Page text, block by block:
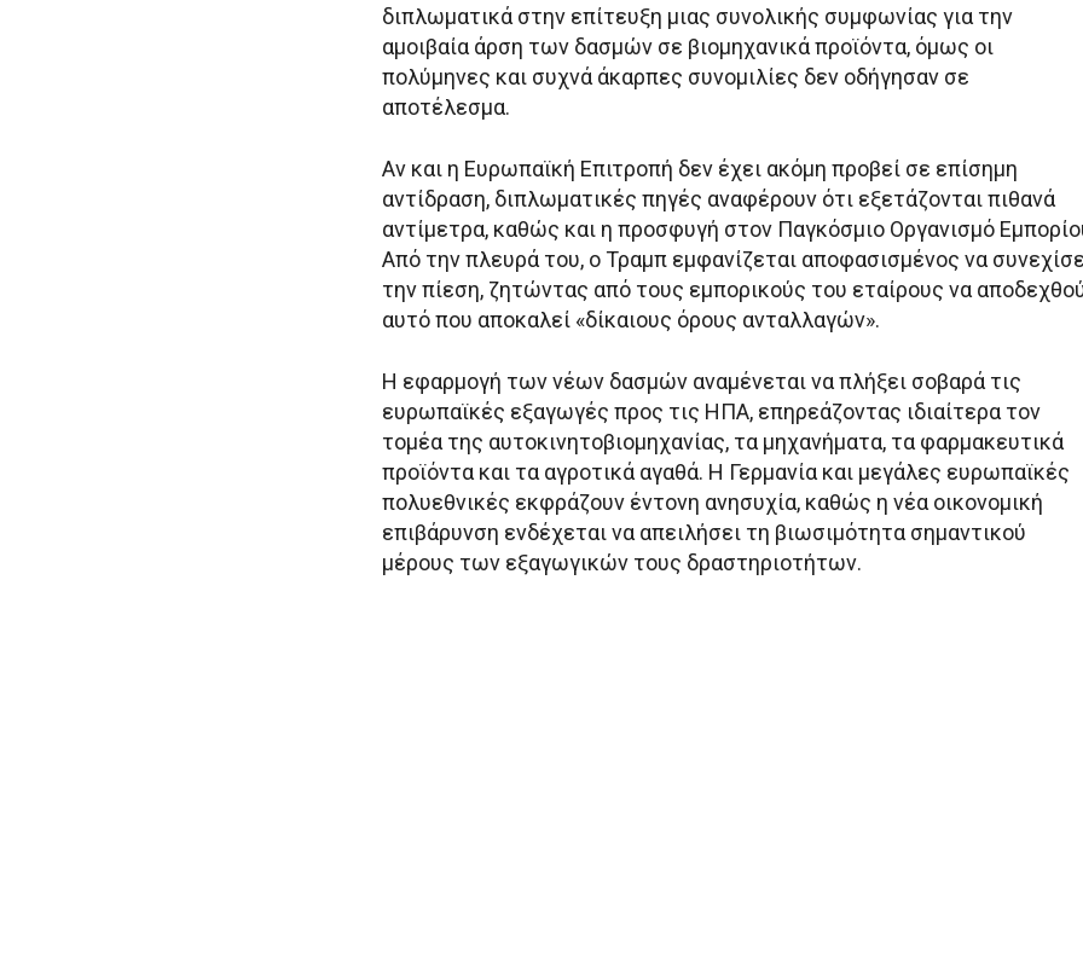
διπλωματικά στην επίτευξη μιας συνολικής συμφωνίας για την
αμοιβαία άρση των δασμών σε βιομηχανικά προϊόντα, όμως οι
πολύμηνες και συχνά άκαρπες συνομιλίες δεν οδήγησαν σε
αποτέλεσμα.
Αν και η Ευρωπαϊκή Επιτροπή δεν έχει ακόμη προβεί σε επίσημη
αντίδραση, διπλωματικές πηγές αναφέρουν ότι εξετάζονται πιθανά
αντίμετρα, καθώς και η προσφυγή στον Παγκόσμιο Οργανισμό
Από την πλευρά του, ο Τραμπ εμφανίζεται αποφασισμένος να
την πίεση, ζητώντας από τους εμπορικούς του εταίρους να
αυτό που αποκαλεί «δίκαιους όρους ανταλλαγών».
Η εφαρμογή των νέων δασμών αναμένεται να πλήξει σοβαρά τις
ευρωπαϊκές εξαγωγές προς τις ΗΠΑ, επηρεάζοντας ιδιαίτερα τον
τομέα της αυτοκινητοβιομηχανίας, τα μηχανήματα, τα φαρμακευτικά
προϊόντα και τα αγροτικά αγαθά. Η Γερμανία και μεγάλες ευρωπαϊκές
πολυεθνικές εκφράζουν έντονη ανησυχία, καθώς η νέα οικονομική
επιβάρυνση ενδέχεται να απειλήσει τη βιωσιμότητα σημαντικού
μέρους των εξαγωγικών τους δραστηριοτήτων.